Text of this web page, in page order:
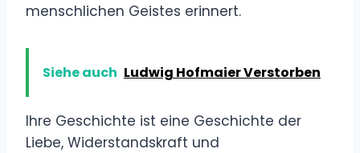
menschlichen Geistes erinnert.
Siehe auch Ludwig Hofmaier Verstorben
Ihre Geschichte ist eine Geschichte der
Liebe, Widerstandskraft und